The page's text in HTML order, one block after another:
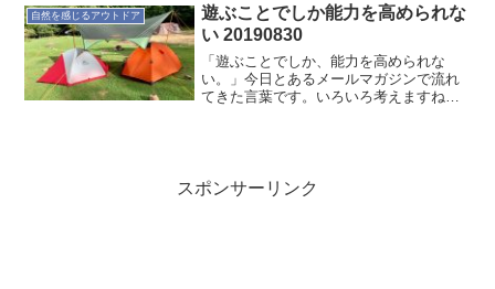
自然を感じるアウトドア
遊ぶことでしか能力を高められな
い 20190830
「遊ぶことでしか、能力を高められな
い。」今日とあるメールマガジンで流れ
てきた言葉です。いろいろ考えますねぇ
スポンサーリンク